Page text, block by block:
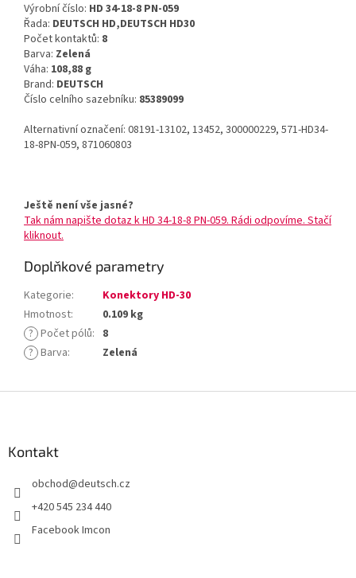
Výrobní číslo: HD 34-18-8 PN-059
Řada: DEUTSCH HD,DEUTSCH HD30
Počet kontaktů: 8
Barva: Zelená
Váha: 108,88 g
Brand: DEUTSCH
Číslo celního sazebníku: 85389099
Alternativní označení: 08191-13102, 13452, 300000229, 571-HD34-
18-8PN-059, 871060803
Ještě není vše jasné?
Tak nám napište dotaz k HD 34-18-8 PN-059. Rádi odpovíme. Stačí
kliknout.
Doplňkové parametry
Kategorie:
Konektory HD-30
Hmotnost:
0.109 kg
? Počet pólů: 8
? Barva: Zelená
Kontakt
obchod@deutsch.cz
+420 545 234 440
Facebook Imcon